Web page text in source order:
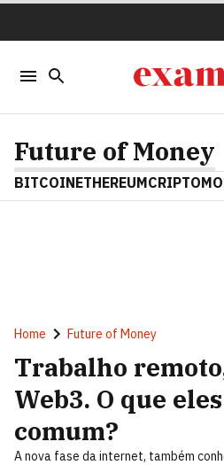
Future of Money
BITCOINETHEREUM
Home Future of Money
Trabalho
Web3. O que
comum?
A nova fase da internet, também